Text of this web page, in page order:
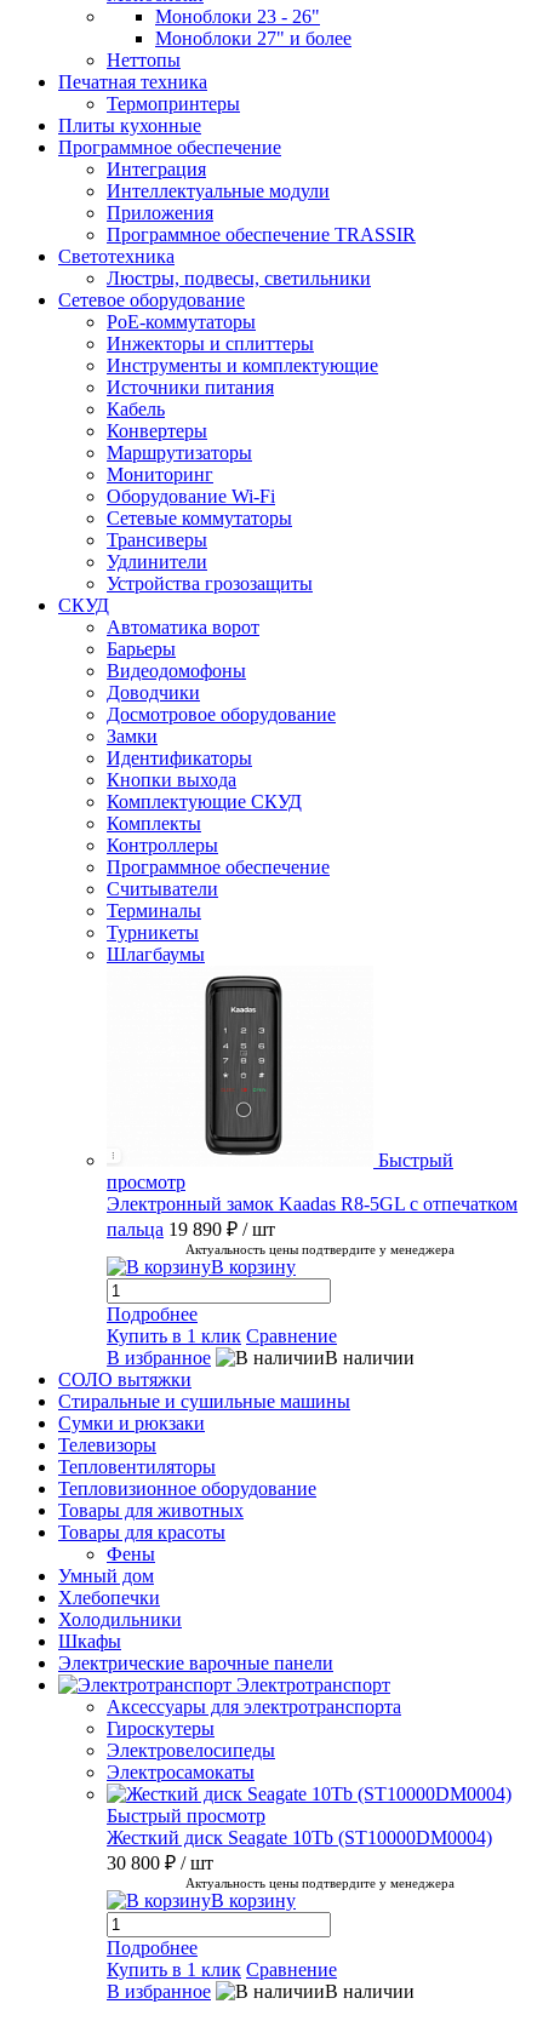
Моноблоки 23 - 26"
Моноблоки 27" и более
Неттопы
Печатная техника
Термопринтеры
Плиты кухонные
Программное обеспечение
Интеграция
Интеллектуальные модули
Приложения
Программное обеспечение TRASSIR
Светотехника
Люстры, подвесы, светильники
Сетевое оборудование
PoE-коммутаторы
Инжекторы и сплиттеры
Инструменты и комплектующие
Источники питания
Кабель
Конвертеры
Маршрутизаторы
Мониторинг
Оборудование Wi-Fi
Сетевые коммутаторы
Трансиверы
Удлинители
Устройства грозозащиты
СКУД
Автоматика ворот
Барьеры
Видеодомофоны
Доводчики
Досмотровое оборудование
Замки
Идентификаторы
Кнопки выхода
Комплектующие СКУД
Комплекты
Контроллеры
Программное обеспечение
Считыватели
Терминалы
Турникеты
Шлагбаумы
Быстрый
просмотр
Электронный замок Kaadas R8-5GL с отпечатком
пальца 19 890 ₽ / шт
Актуальность цены подтвердите у менеджера
В корзину
Подробнее
Купить в 1 клик Сравнение
В избранное
В наличии
СОЛО вытяжки
Стиральные и сушильные машины
Сумки и рюкзаки
Телевизоры
Тепловентиляторы
Тепловизионное оборудование
Товары для животных
Товары для красоты
Фены
Умный дом
Хлебопечки
Холодильники
Шкафы
Электрические варочные панели
Электротранспорт
Аксессуары для электротранспорта
Гироскутеры
Электровелосипеды
Электросамокаты
Быстрый просмотр
Жесткий диск Seagate 10Tb (ST10000DM0004)
30 800 ₽ / шт
Актуальность цены подтвердите у менеджера
В корзину
Подробнее
Купить в 1 клик Сравнение
В избранное
В наличии